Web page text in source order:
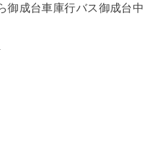
御成台車庫行バス御成台中